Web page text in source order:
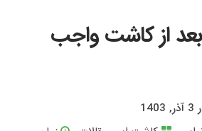
بعد از کاشت واجب